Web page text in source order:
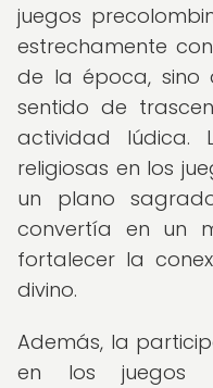
juegos
estrechamente
de la época, sino
sentido de
actividad lúdica.
religiosas en los
un plano
convertía en un
fortalecer la
divino.
Además, la
en los juegos